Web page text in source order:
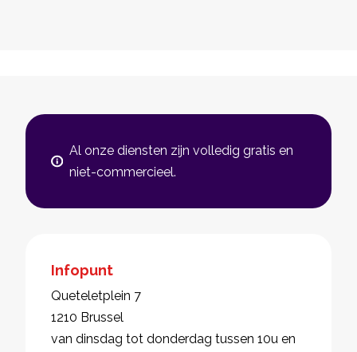
Al onze diensten zijn volledig gratis en
niet-commercieel.
Infopunt
Queteletplein 7
1210 Brussel
van dinsdag tot donderdag tussen 10u en